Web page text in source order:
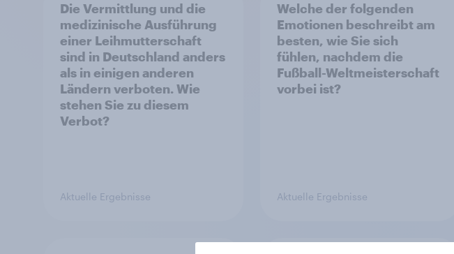
Die Vermittlung und die
medizinische Ausführung
einer Leihmutterschaft
sind in Deutschland anders
als in einigen anderen
Ländern verboten. Wie
stehen Sie zu diesem
Verbot?
Aktuelle Ergebnisse
Welche der folgenden
Emotionen beschreibt am
besten, wie Sie sich
fühlen, nachdem die
Fußball-Weltmeisterschaft
vorbei ist?
Aktuelle Ergebnisse